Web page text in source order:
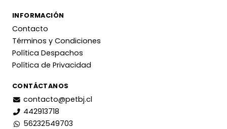
INFORMACIÓN
Contacto
Términos y Condiciones
Política Despachos
Política de Privacidad
CONTÁCTANOS
contacto@petbj.cl
442913718
56232549703